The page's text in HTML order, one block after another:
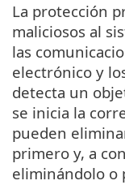
La protección
maliciosos al
las
electrónico y
detecta un
se inicia la
pueden
primero y, a
eliminándolo o